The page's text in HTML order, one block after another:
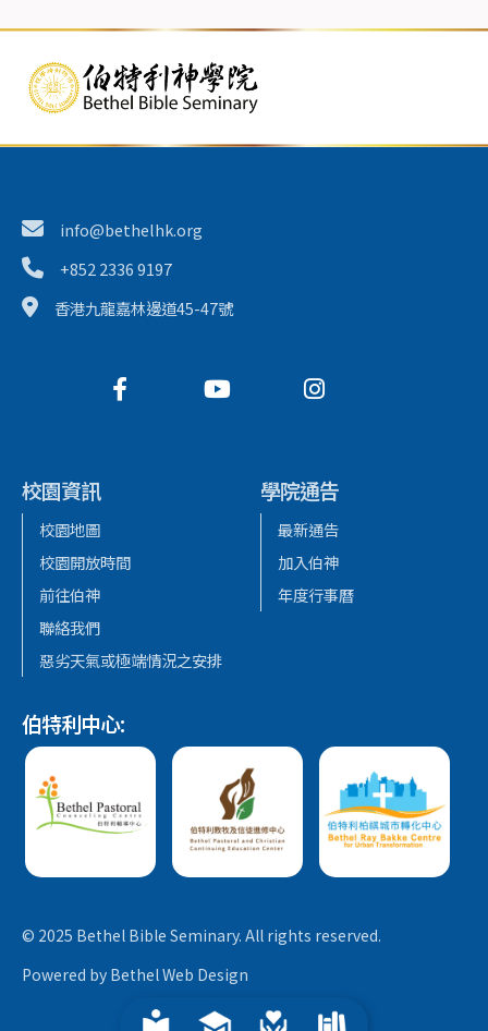
info@bethelhk.org
+852 2336 9197
香港九龍嘉林邊道45-47號
校園資訊
校園地圖
校園開放時間
前往伯神
聯絡我們
惡劣天氣或極端情況之安排
學院通告
最新通告
加入伯神
年度行事曆
© 2025 Bethel Bible Seminary. All rights reserved.
Powered by Bethel Web Design
伯特利中心: